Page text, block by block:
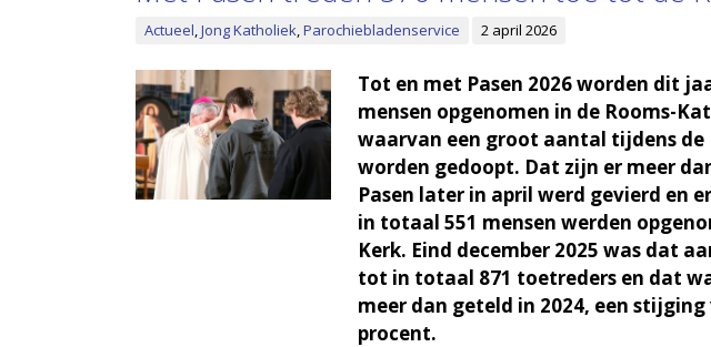
Actueel,Jong Katholiek,Parochiebladenservice 2 april 2026
Tot en met Pasen 2026 worden dit
mensen opgenomen in de Rooms-
waarvan een groot aantal tijdens de
worden gedoopt. Dat zijn er meer
Pasen later in april werd gevierd en
in totaal 551 mensen werden
Kerk. Eind december 2025 was dat
tot in totaal 871 toetreders en dat
meer dan geteld in 2024, een stijging
procent.